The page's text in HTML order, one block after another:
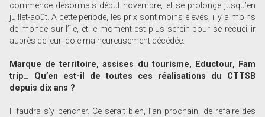
commence désormais début novembre, et se prolonge jusqu’en
juillet-août. A cette période, les prix sont moins élevés, il y a moins
de monde sur l’île, et le moment est plus serein pour se recueillir
auprès de leur idole malheureusement décédée.
Marque de territoire, assises du tourisme, Eductour, Fam
trip… Qu’en est-il de toutes ces réalisations du CTTSB
depuis dix ans ?
Il faudra s’y pencher. Ce serait bien, l’an prochain, de refaire des